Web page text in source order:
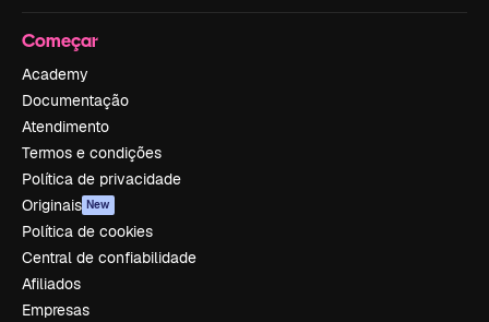
Começar
Academy
Documentação
Atendimento
Termos e condições
Política de privacidade
Originais New
Política de cookies
Central de confiabilidade
Afiliados
Empresas